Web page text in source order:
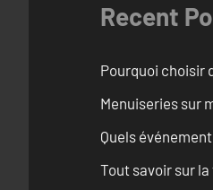
Recent
Pourquoi choisir
Menuiseries sur
Quels
Tout savoir sur